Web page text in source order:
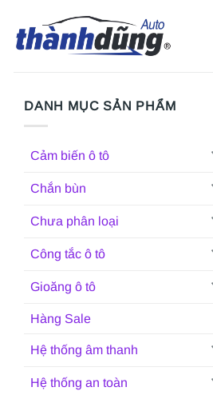
qua
nội
DANH MỤC SẢN PHẨM
Cảm biến ô tô
Chắn bùn
Chưa phân loại
Công tắc ô tô
Gioăng ô tô
Hàng Sale
Hệ thống âm thanh
Hệ thống an toàn